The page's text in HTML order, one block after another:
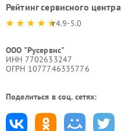
Рейтинг сервисного центра
4.9-5.0
ООО "Русервис"
ИНН 7702633247
ОГРН 1077746335776
Поделиться в соц. сетях: